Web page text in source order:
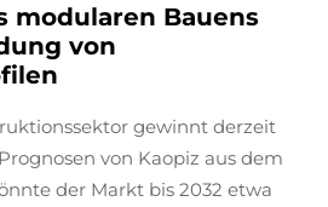
modularen Bauens
von
gewinnt derzeit
von Kaopiz aus dem
der Markt bis 2032 etwa